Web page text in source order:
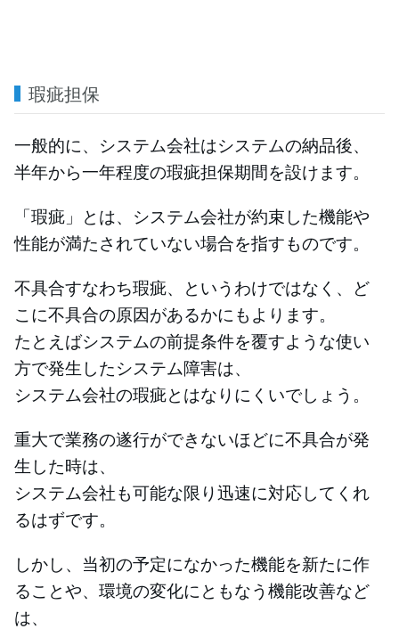
瑕疵担保
一般的に、システム会社はシステムの納品後、
半年から一年程度の瑕疵担保期間を設けます。
「瑕疵」とは、システム会社が約束した機能や
性能が満たされていない場合を指すものです。
不具合すなわち瑕疵、というわけではなく、ど
こに不具合の原因があるかにもよります。
たとえばシステムの前提条件を覆すような使い
方で発生したシステム障害は、
システム会社の瑕疵とはなりにくいでしょう。
重大で業務の遂行ができないほどに不具合が発
生した時は、
システム会社も可能な限り迅速に対応してくれ
るはずです。
しかし、当初の予定になかった機能を新たに作
ることや、環境の変化にともなう機能改善など
は、